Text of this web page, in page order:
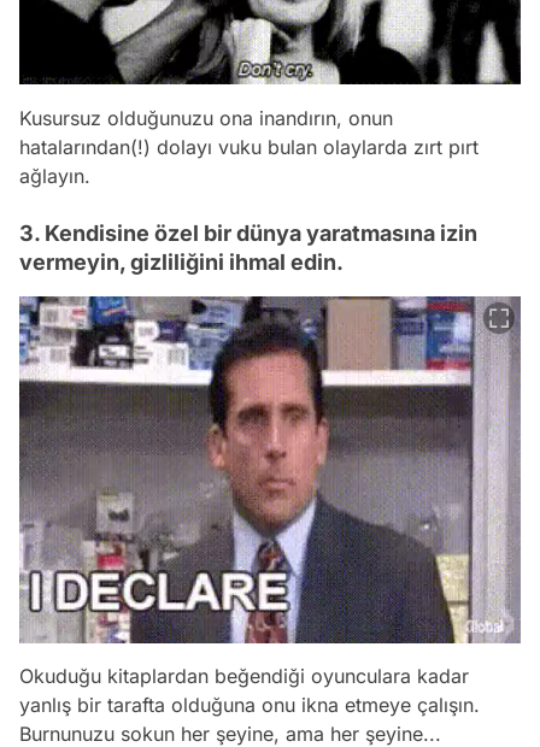
Kusursuz olduğunuzu ona inandırın, onun
hatalarından(!) dolayı vuku bulan olaylarda zırt pırt
ağlayın.
3. Kendisine özel bir dünya yaratmasına izin
vermeyin, gizliliğini ihmal edin.
Okuduğu kitaplardan beğendiği oyunculara kadar
yanlış bir tarafta olduğuna onu ikna etmeye çalışın.
Burnunuzu sokun her şeyine, ama her şeyine...